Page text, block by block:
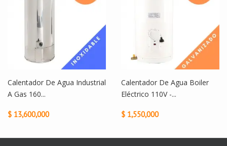
De Agua Industrial
Gas 160...
13,600,000
Calentador De Agua Boiler
Eléctrico 110V -...
$ 1,550,000